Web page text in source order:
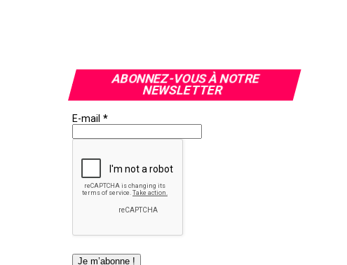
ABONNEZ-VOUS À NOTRE
NEWSLETTER
E-mail *